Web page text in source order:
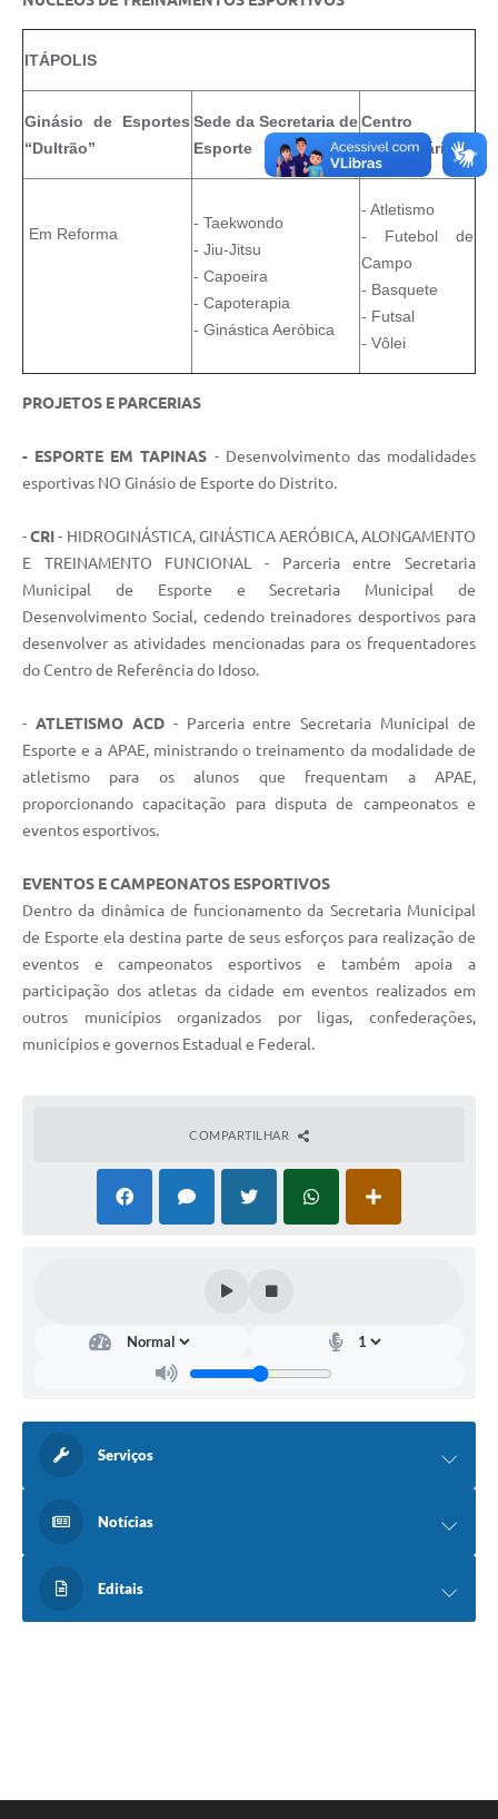
Projetos
Links
Transparência
Diário Oficial
ITÁPOLIS
Ginásio de Esportes
“Dultrão”
Sede da Secretaria de
Esporte
Centro
Comunitário
Em Reforma
- Taekwondo
- Jiu-Jitsu
- Capoeira
- Capoterapia
- Ginástica Aeróbica
- Atletismo
- Futebol de
Campo
- Basquete
- Futsal
- Vôlei
PROJETOS E PARCERIAS
- ESPORTE EM TAPINAS - Desenvolvimento das modalidades
esportivas NO Ginásio de Esporte do Distrito.
-CRI- HIDROGINÁSTICA, GINÁSTICA AERÓBICA, ALONGAMENTO
E TREINAMENTO FUNCIONAL - Parceria entre Secretaria
Municipal de Esporte e Secretaria Municipal de
Desenvolvimento Social, cedendo treinadores desportivos para
desenvolver as atividades mencionadas para os frequentadores
do Centro de Referência do Idoso.
- ATLETISMO ACD - Parceria entre Secretaria Municipal de
Esporte e a APAE, ministrando o treinamento da modalidade de
atletismo para os alunos que frequentam a APAE,
proporcionando capacitação para disputa de campeonatos e
eventos esportivos.
EVENTOS E CAMPEONATOS ESPORTIVOS
Dentro da dinâmica de funcionamento da Secretaria Municipal
de Esporte ela destina parte de seus esforços para realização de
eventos e campeonatos esportivos e também apoia a
participação dos atletas da cidade em eventos realizados em
outros municípios organizados por ligas, confederações,
municípios e governos Estadual e Federal.
COMPARTILHAR
Serviços
Notícias
Editais